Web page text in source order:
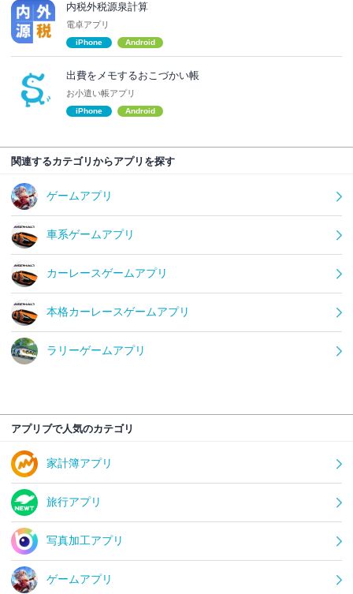
内税外税源泉計算
電卓アプリ
iPhone Android
出費をメモするおこづかい帳
お小遣い帳アプリ
iPhone Android
関連するカテゴリからアプリを探す
ゲームアプリ
車系ゲームアプリ
カーレースゲームアプリ
本格カーレースゲームアプリ
ラリーゲームアプリ
アプリブで人気のカテゴリ
家計簿アプリ
旅行アプリ
写真加工アプリ
ゲームアプリ